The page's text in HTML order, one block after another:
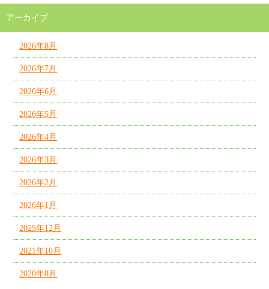
アーカイブ
2026年8月
2026年7月
2026年6月
2026年5月
2026年4月
2026年3月
2026年2月
2026年1月
2025年12月
2021年10月
2020年8月